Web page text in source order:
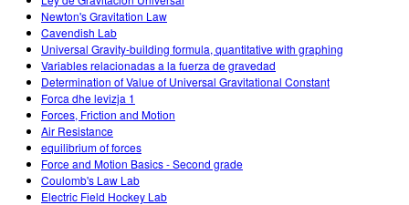
Newton's Gravitation Law
Cavendish Lab
Universal Gravity-building formula, quantitative with graphing
Variables relacionadas a la fuerza de gravedad
Determination of Value of Universal Gravitational Constant
Forca dhe levizja 1
Forces, Friction and Motion
Air Resistance
equilibrium of forces
Force and Motion Basics - Second grade
Coulomb's Law Lab
Electric Field Hockey Lab